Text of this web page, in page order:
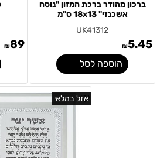
ברכון מהודר ברכת המזון "נוסח
אשכנזי" 18x13 ס"מ
UK41312
₪5.45
הוספה לסל
₪89
אזל במלאי